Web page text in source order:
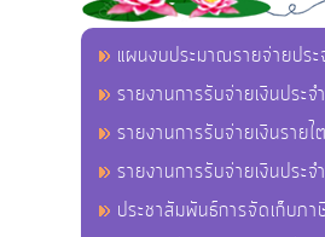
แผนงบประมาณรายจ่ายประ
รายงานการรับจ่ายเงินประจ
รายงานการรับจ่ายเงินรายไ
รายงานการรับจ่ายเงินประจ
ประชาสัมพันธ์การจัดเก็บภา